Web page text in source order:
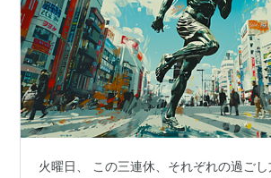
火曜日、 この三連休、それぞれの過ご